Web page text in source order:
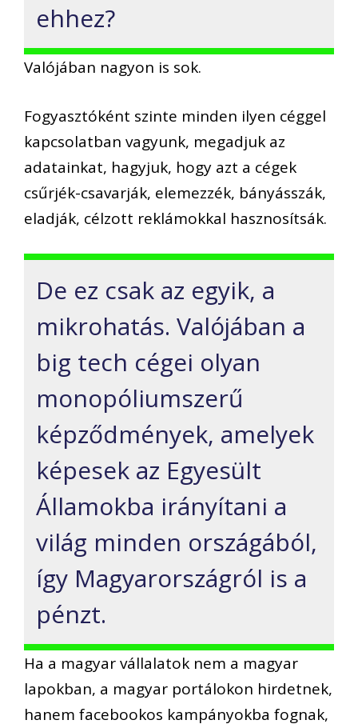
ehhez?
Valójában nagyon is sok.
Fogyasztóként szinte minden ilyen céggel
kapcsolatban vagyunk, megadjuk az
adatainkat, hagyjuk, hogy azt a cégek
csűrjék-csavarják, elemezzék, bányásszák,
eladják, célzott reklámokkal hasznosítsák.
De ez csak az egyik, a
mikrohatás. Valójában a
big tech cégei olyan
monopóliumszerű
képződmények, amelyek
képesek az Egyesült
Államokba irányítani a
világ minden országából,
így Magyarországról is a
pénzt.
Ha a magyar vállalatok nem a magyar
lapokban, a magyar portálokon hirdetnek,
hanem facebookos kampányokba fognak,